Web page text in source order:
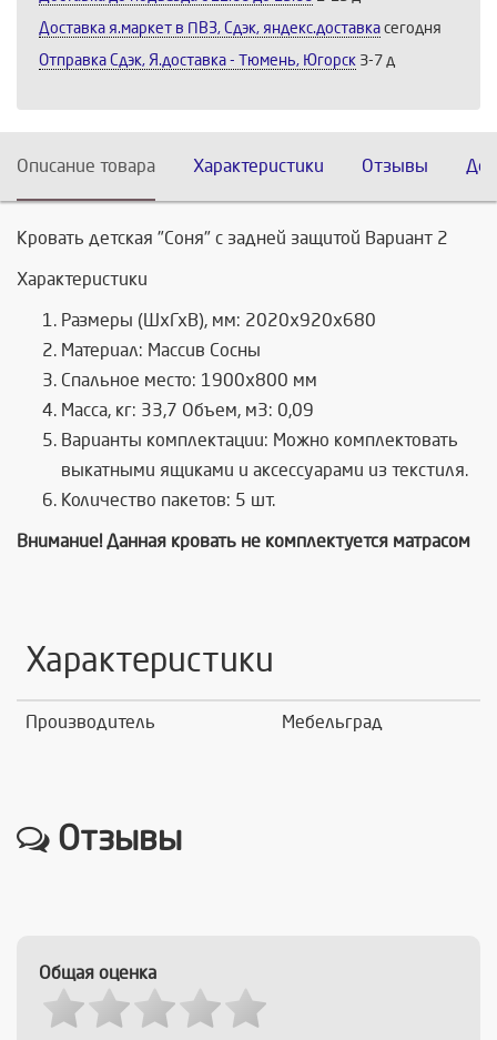
Доставка я.маркет в ПВЗ, Сдэк, яндекс.доставка сегодня
Отправка Сдэк, Я.доставка - Тюмень, Югорск 3-7 д
Описание товара Характеристики Отзывы
Кровать детская "Соня" с задней защитой Вариант 2
Характеристики
Размеры (ШхГхВ), мм: 2020х920х680
Материал: Массив Сосны
Спальное место: 1900х800 мм
Масса, кг: 33,7 Объем, м3: 0,09
Варианты комплектации: Можно комплектовать
выкатными ящиками и аксессуарами из текстиля.
Количество пакетов: 5 шт.
Внимание! Данная кровать не комплектуется матрасом
Характеристики
Производитель Мебельград
Отзывы
Общая оценка